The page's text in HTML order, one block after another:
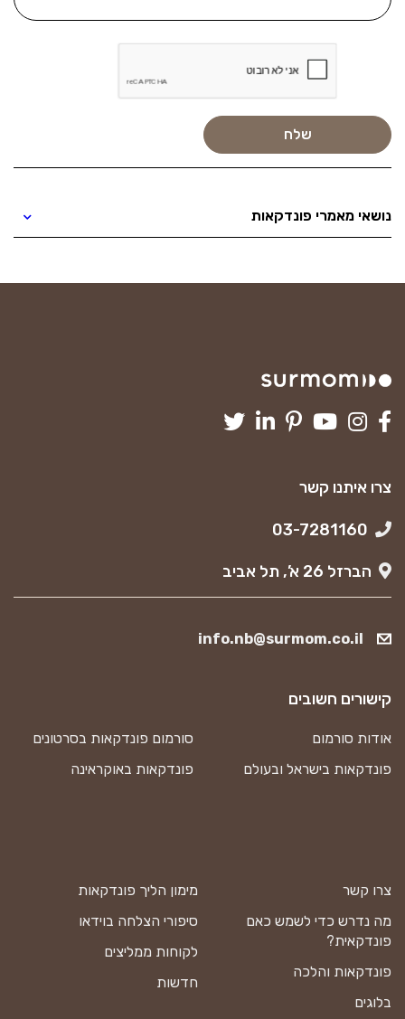
נושאי מאמרי פונדקאות
צרו איתנו קשר
הברזל 26 א’, תל אביב
info.nb@surmom.co.il
צרו קשר
מה נדרש כדי לשמש כאם
פונדקאית?
פונדקאות והלכה
בלוגים
מימון הליך פונדקאות
סיפורי הצלחה בוידאו
לקוחות ממליצים
חדשות
קישורים חשובים
אודות סורמום
סורמום פונדקאות בסרטונים
פונדקאות בישראל ובעולם
פונדקאות באוקראינה